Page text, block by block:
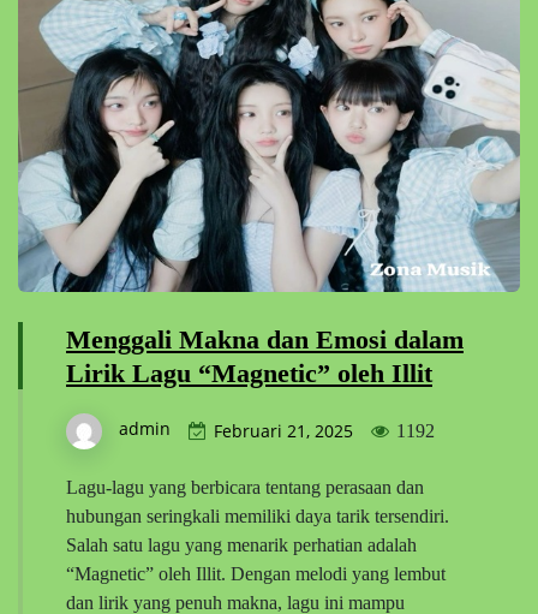
Menggali Makna dan Emosi dalam
Lirik Lagu “Magnetic” oleh Illit
admin Februari 21, 2025 1192
Lagu-lagu yang berbicara tentang perasaan dan
hubungan seringkali memiliki daya tarik tersendiri.
Salah satu lagu yang menarik perhatian adalah
“Magnetic” oleh Illit. Dengan melodi yang lembut
dan lirik yang penuh makna, lagu ini mampu